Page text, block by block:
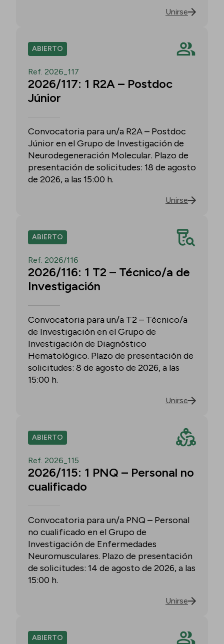
Unirse
ABIERTO
Ref. 2026_117
2026/117: 1 R2A – Postdoc
Júnior
Convocatoria para un/a R2A – Postdoc
Júnior en el Grupo de Investigación de
Neurodegeneración Molecular. Plazo de
presentación de solicitudes: 18 de agosto
de 2026, a las 15:00 h.
Unirse
ABIERTO
Ref. 2026/116
2026/116: 1 T2 – Técnico/a de
Investigación
Convocatoria para un/a T2 – Técnico/a
de Investigación en el Grupo de
Investigación de Diagnóstico
Hematológico. Plazo de presentación de
solicitudes: 8 de agosto de 2026, a las
15:00 h.
Unirse
ABIERTO
Ref. 2026_115
2026/115: 1 PNQ – Personal no
cualificado
Convocatoria para un/a PNQ – Personal
no cualificado en el Grupo de
Investigación de Enfermedades
Neuromusculares. Plazo de presentación
de solicitudes: 14 de agosto de 2026, a las
15:00 h.
Unirse
ABIERTO